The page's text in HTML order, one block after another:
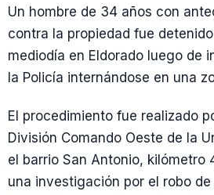
Un hombre de 34 años con
contra la propiedad fue
mediodía en Eldorado luego de
la Policía internándose en una
El procedimiento fue realizado
División Comando Oeste de la
el barrio San Antonio, kilómetro
una investigación por el robo